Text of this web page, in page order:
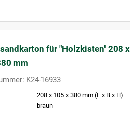
für "Holzkisten" 208 x
mm
K24-16933
208 x 105 x 380 mm (L x B x H)
braun